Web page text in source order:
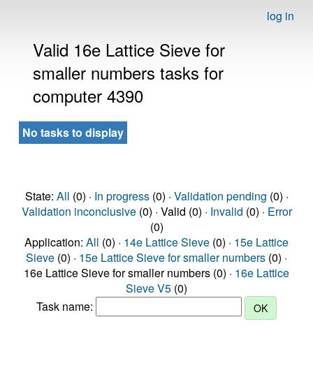
log in
Valid 16e Lattice Sieve for
smaller numbers tasks for
computer 4390
No tasks to display
State: All (0) · In progress(0) · Validation pending (0) ·
Validation inconclusive(0) · Valid (0) · Invalid (0) · Error
(0)
Application: All (0) · 14e Lattice Sieve (0) · 15e Lattice
Sieve (0) · 15e Lattice Sieve for smaller numbers (0) ·
16e Lattice Sieve for smaller numbers (0) · 16e Lattice
Sieve V5 (0)
Task name: